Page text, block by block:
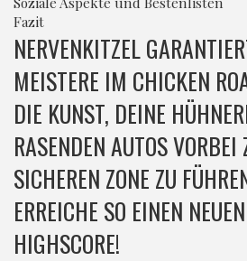
Fazit
NERVENKITZEL
MEISTERE IM CHICKEN
DIE KUNST, DEINE
RASENDEN AUTOS VORBEI
SICHEREN ZONE ZU
ERREICHE SO EINEN NEUEN
HIGHSCORE!